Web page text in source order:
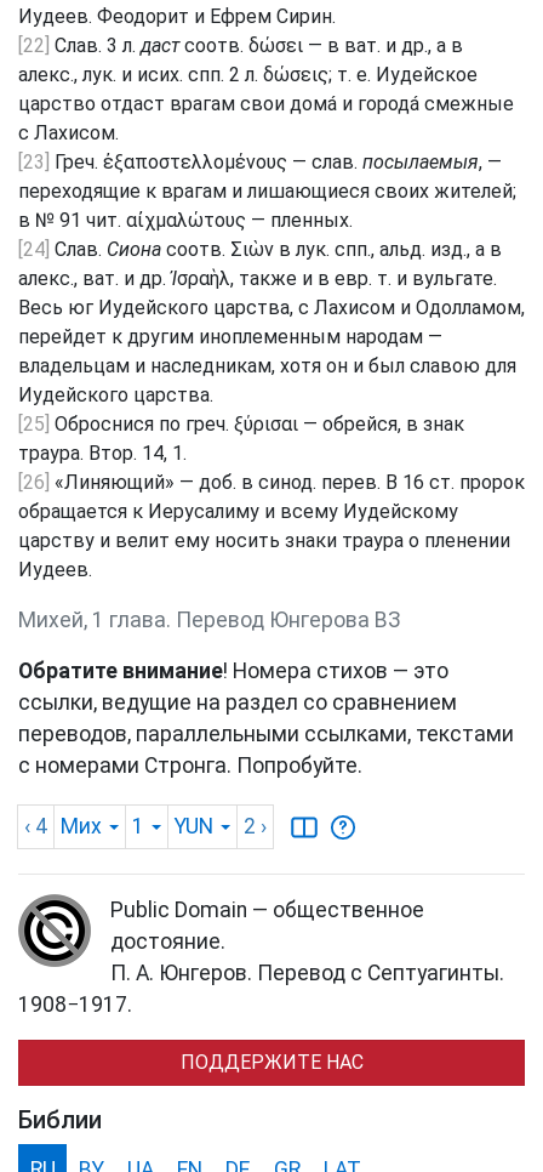
Иудеев. Феодорит и Ефрем Сирин.
[22] Слав. 3 л. дастсоотв. δώσει — в ват. и др., а в
алекс., лук. и исих. спп. 2 л. δώσεις; т. е. Иудейское
царство отдаст врагам свои домá и городá смежные
с Лахисом.
[23] Греч. ἐξαποστελλομένους — слав. посылаемыя, —
переходящие к врагам и лишающиеся своих жителей;
в № 91 чит. αἰχμαλώτους — пленных.
[24] Слав. Сиона соотв. Σιὼν в лук. спп., альд. изд., а в
алекс., ват. и др.Ἰσραὴλ, также и в евр. т. и вульгате.
Весь юг Иудейского царства, с Лахисом и Одолламом,
перейдет к другим иноплеменным народам —
владельцам и наследникам, хотя он и был славою для
Иудейского царства.
[25] Оброснися по греч. ξύρισαι — обрейся, в знак
траура. Втор. 14, 1.
[26] «Линяющий» — доб. в синод. перев. В 16 ст. пророк
обращается к Иерусалиму и всему Иудейскому
царству и велит ему носить знаки траура о пленении
Иудеев.
Михей, 1 глава. Перевод Юнгерова ВЗ
Обратите внимание! Номера стихов — это
ссылки, ведущие на раздел со сравнением
переводов, параллельными ссылками, текстами
с номерами Стронга. Попробуйте.
‹ 4 Мих 1 YUN 2 ›
Public Domain — общественное
достояние.
П. А. Юнгеров. Перевод с Септуагинты.
1908−1917.
ПОДДЕРЖИТЕ НАС
Библии